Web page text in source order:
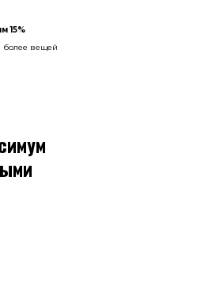
15%
более вещей